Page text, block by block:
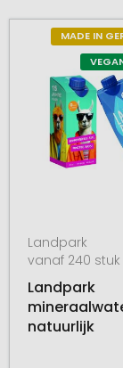
MADE IN
Landpark
vanaf 240 stuk
Landpark
natuurlijk